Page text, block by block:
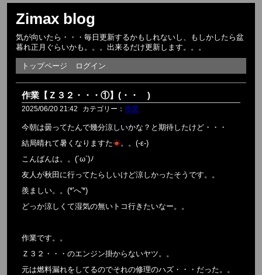
Zimax blog
気が向いたら・・・毎日更新するかもしれないし、もしかしたら盆
暮れ正月ぐらいかも。。。出来るだけ更新します。。。
トップページ ログイン
作業【Ｚ３２・・・①】(・・ )
2025/06/20 21:42 カテゴリー： 作業
今朝は曇ってたんで幾分涼しいかな？と期待したけど・・・
結局晴れて暑くなりますた☀。。(-ε-)
こんばんは。。(´ω`)ﾉ
友人が秋田に行ってたらしいけど涼しかったそうです。。
羨ましい。。(*'へ'*)
どっか涼しくて湿気の無いトコ行きたいなー。。
作業です。。
Ｚ３２・・・のエンジン掛からないヤツ。。
元は燃料漏れをしてるのでそれの修理のハズ・・・だった。。